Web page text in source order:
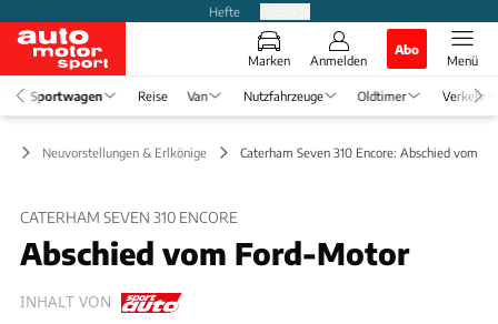
Hefte
Marken Anmelden
Abo
Menü
Sportwagen Reise Van Nutzfahrzeuge Oldtimer Verkehr
Neuvorstellungen & Erlkönige Caterham Seven 310 Encore: Abschied vom
CATERHAM SEVEN 310 ENCORE
Abschied vom Ford-Motor
INHALT VON